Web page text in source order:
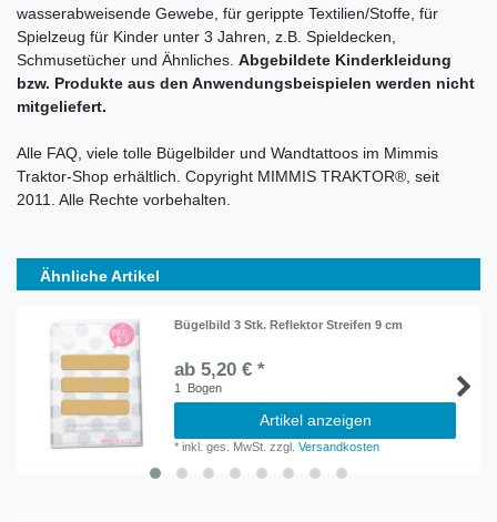
wasserabweisende Gewebe, für gerippte Textilien/Stoffe, für
Spielzeug für Kinder unter 3 Jahren, z.B. Spieldecken,
Schmusetücher und Ähnliches. Abgebildete Kinderkleidung
bzw. Produkte aus den Anwendungsbeispielen werden nicht
mitgeliefert.
Alle FAQ, viele tolle Bügelbilder und Wandtattoos im Mimmis
Traktor-Shop erhältlich. Copyright MIMMIS TRAKTOR®, seit
2011. Alle Rechte vorbehalten.
Ähnliche Artikel
Bügelbild 3 Stk. Reflektor Streifen 9 cm
ab 5,20 € *
1 Bogen
Artikel anzeigen
*inkl. ges. MwSt. zzgl.Versandkosten